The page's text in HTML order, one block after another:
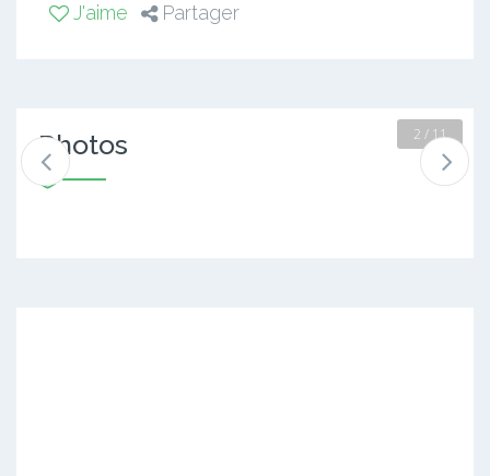
J'aime Partager
Photos 2 / 11